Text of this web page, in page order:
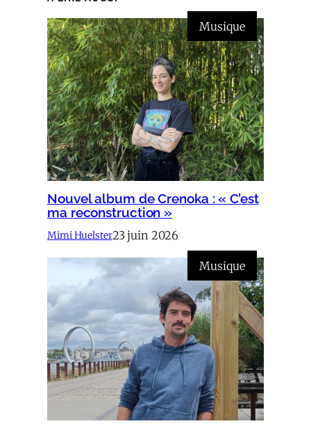
Musique
Nouvel album de Crenoka : « C’est
ma reconstruction »
Mimi Huelster23 juin 2026
Musique